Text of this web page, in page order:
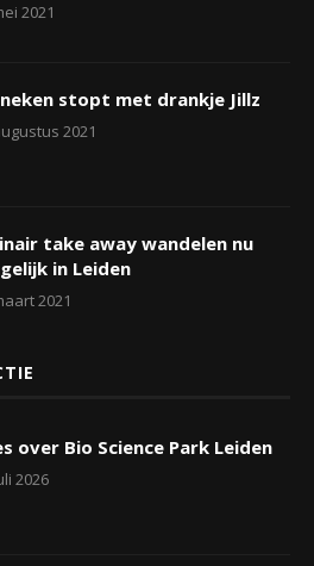
2021
stopt met drankje Jillz
2021
take away wandelen nu
in Leiden
2021
over Bio Science Park Leiden
2026